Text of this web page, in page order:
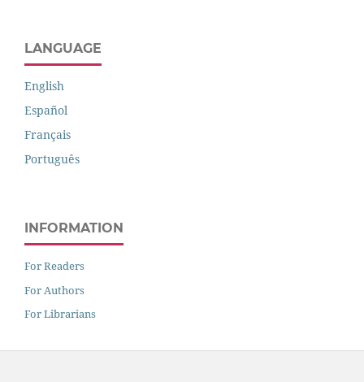
LANGUAGE
English
Español
Français
Português
INFORMATION
For Readers
For Authors
For Librarians